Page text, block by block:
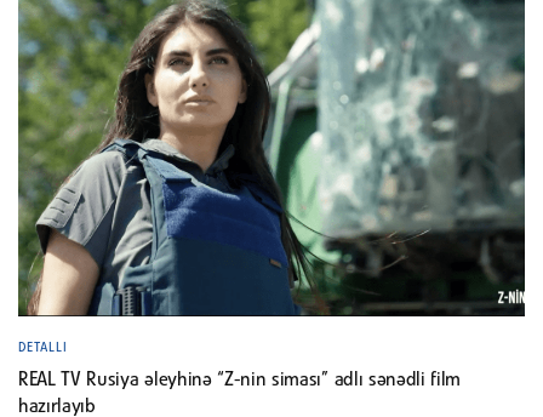
DETALLI
REAL TV Rusiya əleyhinə “Z-nin siması” adlı sənədli film
hazırlayıb